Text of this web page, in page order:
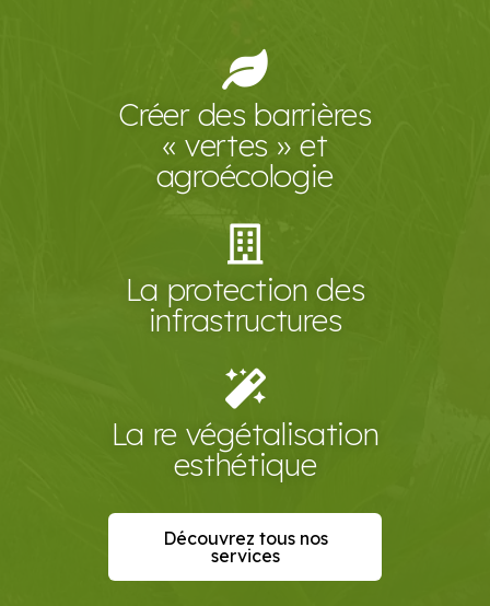
Créer des barrières
« vertes » et
agroécologie
La protection des
infrastructures
La re végétalisation
esthétique
Découvrez tous nos
services